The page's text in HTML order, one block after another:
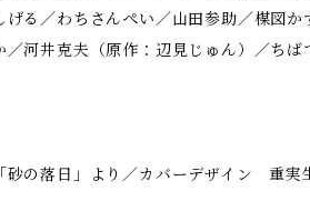
げる／わちさんぺい／山田参助／楳図
河井克夫（原作：辺見じゅん）／ちば
の落日」より／カバーデザイン 重実